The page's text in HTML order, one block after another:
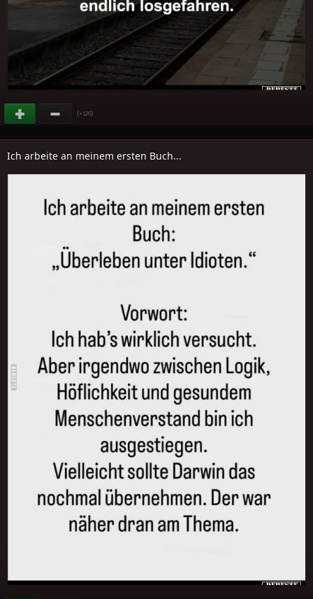
(+126)
Ich arbeite an meinem ersten Buch...